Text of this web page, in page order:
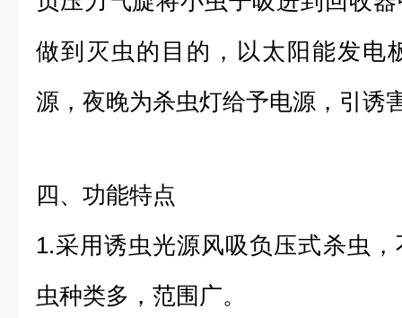
做到灭虫的目的，以太阳能发电
源，夜晚为杀虫灯给予电源，引诱
四、功能特点
1.采用诱虫光源风吸负压式杀虫
虫种类多，范围广。